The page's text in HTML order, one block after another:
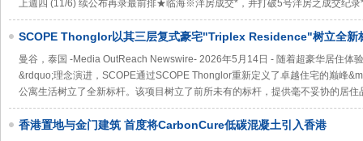
上週四 (11/6) 续公布再录最前排★临海※洋房成交*，并打破5号洋房之成交纪录
SCOPE Thonglor以其三层复式豪宅"Triplex Residence"树立全新
的顶层公寓
曼谷，泰国 -Media OutReach Newswire- 2026年5月14日 - 随着超豪华居住体
&rdquo;理念演进，SCOPE通过SCOPE Thonglor重新定义了卓越住宅的巅峰
公寓生活树立了全新标杆。该项目树立了前所未有的标杆，提供毫不妥协的居住
香港置地与金门建筑 首度将CarbonCure低碳混凝土引入香港